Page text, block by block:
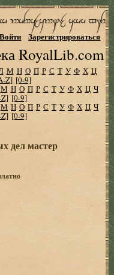
RoyalLib.com
Войти Зарегистрироваться
М Н О П Р С Т У Ф Х Ц
Z] [0-9]
М Н О П Р С Т У Ф Х Ц Ч
[0-9]
М Н О П Р С Т У Ф Х Ц Ч
[0-9]
дел мастер